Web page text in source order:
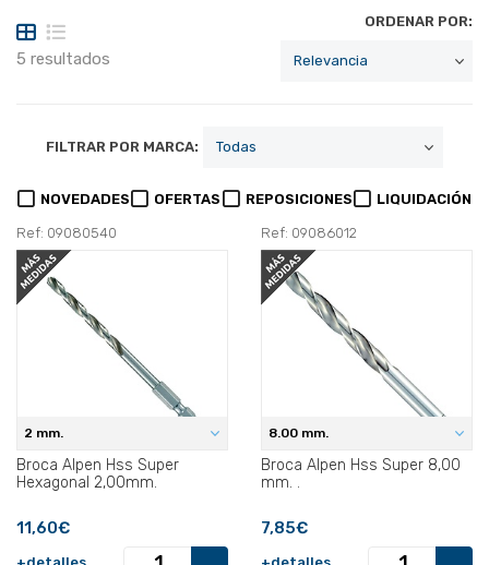
5 resultados
ORDENAR POR:
FILTRAR POR MARCA:
NOVEDADES OFERTAS REPOSICIONES LIQUIDACIÓN
Ref: 09080540
2 mm.
Broca Alpen Hss Super
Hexagonal 2,00mm.
11,60€
Ref: 09086012
8.00 mm.
Broca Alpen Hss Super 8,00
mm. .
7,85€